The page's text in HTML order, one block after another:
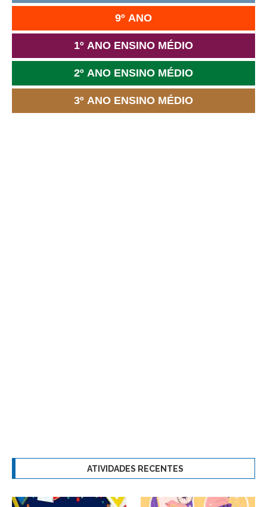
9º ANO
1º ANO ENSINO MÉDIO
2º ANO ENSINO MÉDIO
3º ANO ENSINO MÉDIO
ATIVIDADES RECENTES